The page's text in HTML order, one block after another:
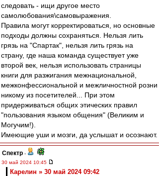
следовать - ищи другое место
самолюбования\самовыражения.
Правила могут корректироваться, но основные
подходы должны сохраняться. Нельзя лить
грязь на "Спартак", нельзя лить грязь на
страну, где наша команда существует уже
второй век, нельзя использовать страницы
книги для разжигания межнациональной,
межконфессиональной и межличностной розни
никому из посетителей... При этом
придерживаться общих этических правил
"пользования языком общения" (Великим и
Могучим!).
Имеющие уши и мозги, да услышат и осознают.
Спектр -
30 май 2024 10:45
Карелин » 30 май 2024 09:42